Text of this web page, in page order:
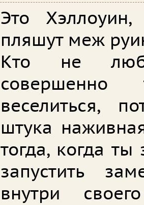
Это
пляшут меж
Кто не
веселиться,
штука
тогда, когда
запустить
внутри